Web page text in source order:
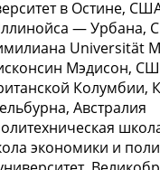
в Остине,
— Уpбана,
Univеrsität
Мэдисон,
Колумбии,
Австралия
экономики и